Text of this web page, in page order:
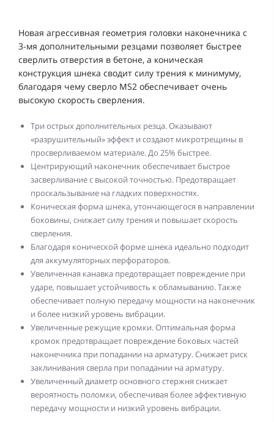
Новая агрессивная геометрия головки наконечника с
3-мя дополнительными резцами позволяет быстрее
сверлить отверстия в бетоне, а коническая
конструкция шнека сводит силу трения к минимуму,
благодаря чему сверло MS2 обеспечивает очень
высокую скорость сверления.
Три острых дополнительных резца. Оказывают
«разрушительный» эффект и создают микротрещины в
просверливаемом материале. До 25% быстрее.
Центрирующий наконечник обеспечивает быстрое
засверливание с высокой точностью. Предотвращает
проскальзывание на гладких поверхностях.
Коническая форма шнека, утончающегося в направлении
боковины, снижает силу трения и повышает скорость
сверления.
Благодаря конической форме шнека идеально подходит
для аккумуляторных перфораторов.
Увеличенная канавка предотвращает повреждение при
ударе, повышает устойчивость к обламыванию. Также
обеспечивает полную передачу мощности на наконечник
и более низкий уровень вибрации.
Увеличенные режущие кромки. Оптимальная форма
кромок предотвращает повреждение боковых частей
наконечника при попадании на арматуру. Снижает риск
заклинивания сверла при попадании на арматуру.
Увеличенный диаметр основного стержня снижает
вероятность поломки, обеспечивая более эффективную
передачу мощности и низкий уровень вибрации.